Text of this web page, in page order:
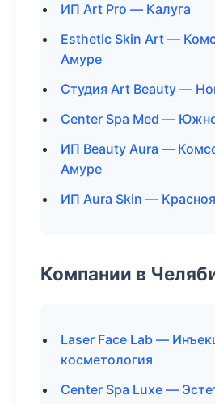
ИП Art Pro — Калуга
Esthetic Skin Art —
Амуре
Студия Art Beauty —
Center Spa Med —
ИП Beauty Aura —
Амуре
ИП Aura Skin —
Компании в
Laser Face Lab —
косметология
Center Spa Luxe —